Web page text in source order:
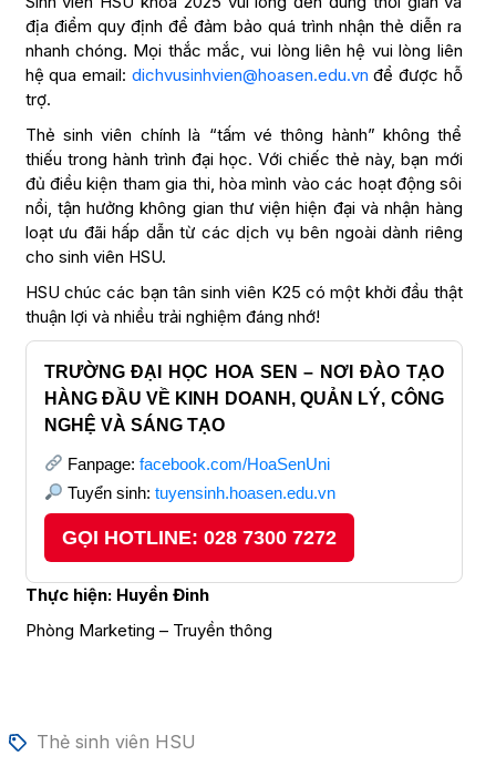
địa điểm quy định để đảm bảo quá trình nhận thẻ diễn ra
nhanh chóng. Mọi thắc mắc, vui lòng liên hệ vui lòng liên
hệ qua email: dichvusinhvien@hoasen.edu.vn để được hỗ
trợ.
Thẻ sinh viên chính là “tấm vé thông hành” không thể
thiếu trong hành trình đại học. Với chiếc thẻ này, bạn mới
đủ điều kiện tham gia thi, hòa mình vào các hoạt động sôi
nổi, tận hưởng không gian thư viện hiện đại và nhận hàng
loạt ưu đãi hấp dẫn từ các dịch vụ bên ngoài dành riêng
cho sinh viên HSU.
HSU chúc các bạn tân sinh viên K25 có một khởi đầu thật
thuận lợi và nhiều trải nghiệm đáng nhớ!
TRƯỜNG ĐẠI HỌC HOA SEN – NƠI ĐÀO TẠO
HÀNG ĐẦU VỀ KINH DOANH, QUẢN LÝ, CÔNG
NGHỆ VÀ SÁNG TẠO
Fanpage: facebook.com/HoaSenUni
Tuyển sinh: tuyensinh.hoasen.edu.vn
GỌI HOTLINE: 028 7300 7272
Thực hiện: Huyền Đinh
Phòng Marketing – Truyền thông
Thẻ sinh viên HSU